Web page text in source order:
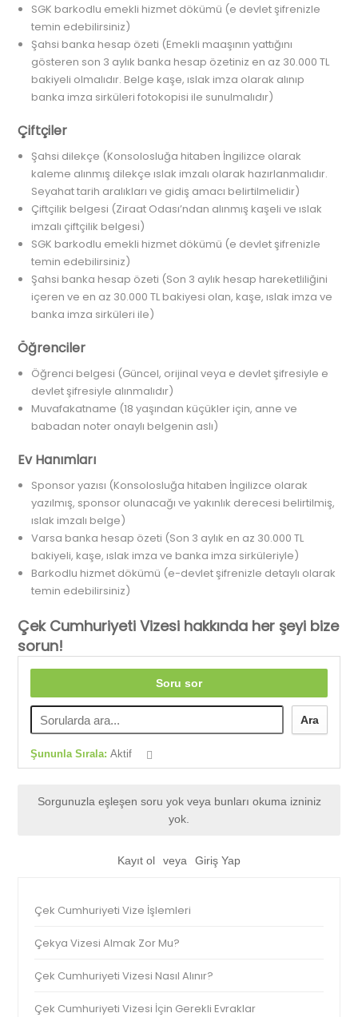
SGK barkodlu emekli hizmet dökümü (e devlet şifrenizle
temin edebilirsiniz)
Şahsi banka hesap özeti (Emekli maaşının yattığını
gösteren son 3 aylık banka hesap özetiniz en az 30.000 TL
bakiyeli olmalıdır. Belge kaşe, ıslak imza olarak alınıp
banka imza sirküleri fotokopisi ile sunulmalıdır)
Çiftçiler
Şahsi dilekçe (Konsolosluğa hitaben İngilizce olarak
kaleme alınmış dilekçe ıslak imzalı olarak hazırlanmalıdır.
Seyahat tarih aralıkları ve gidiş amacı belirtilmelidir)
Çiftçilik belgesi (Ziraat Odası’ndan alınmış kaşeli ve ıslak
imzalı çiftçilik belgesi)
SGK barkodlu emekli hizmet dökümü (e devlet şifrenizle
temin edebilirsiniz)
Şahsi banka hesap özeti (Son 3 aylık hesap hareketliliğini
içeren ve en az 30.000 TL bakiyesi olan, kaşe, ıslak imza ve
banka imza sirküleri ile)
Öğrenciler
Öğrenci belgesi (Güncel, orijinal veya e devlet şifresiyle e
devlet şifresiyle alınmalıdır)
Muvafakatname (18 yaşından küçükler için, anne ve
babadan noter onaylı belgenin aslı)
Ev Hanımları
Sponsor yazısı (Konsolosluğa hitaben İngilizce olarak
yazılmış, sponsor olunacağı ve yakınlık derecesi belirtilmiş,
ıslak imzalı belge)
Varsa banka hesap özeti (Son 3 aylık en az 30.000 TL
bakiyeli, kaşe, ıslak imza ve banka imza sirküleriyle)
Barkodlu hizmet dökümü (e-devlet şifrenizle detaylı olarak
temin edebilirsiniz)
Çek Cumhuriyeti Vizesi hakkında her şeyi bize
sorun!
Soru sor
Ara
Şununla Sırala:Aktif
Sorgunuzla eşleşen soru yok veya bunları okuma izniniz
yok.
Kayıt ol veya Giriş Yap
Çek Cumhuriyeti Vize İşlemleri
Çekya Vizesi Almak Zor Mu?
Çek Cumhuriyeti Vizesi Nasıl Alınır?
Çek Cumhuriyeti Vizesi İçin Gerekli Evraklar